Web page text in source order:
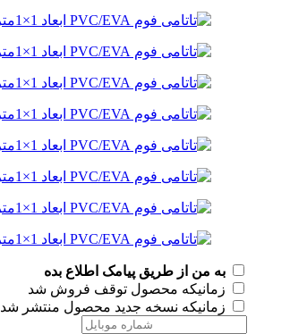
به من از طریق پیامک اطلاع بده
زمانیکه محصول توقف فروش شد
زمانیکه نسخه جدید محصول منتشر شد